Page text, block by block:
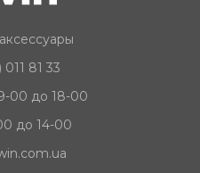
81 33
00 до 18-00
до 14-00